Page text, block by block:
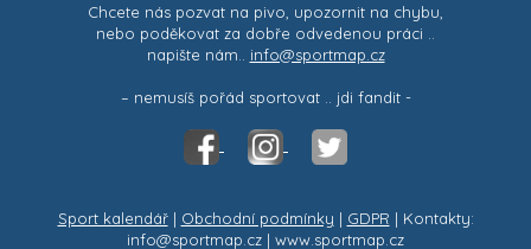
Chcete nás pozvat na pivo, upozornit na chybu,
nebo poděkovat za dobře odvedenou práci ..
napište nám.. info@sportmap.cz
– nemusíš pořád sportovat .. jdi fandit -
Sport kalendář| Obchodní podmínky | GDPR | Kontakty:
info@sportmap.cz | www.sportmap.cz